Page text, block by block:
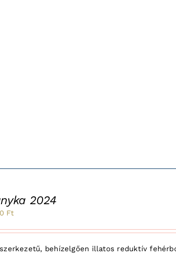
2024
FtCurrent
1
behízelgően illatos reduktív